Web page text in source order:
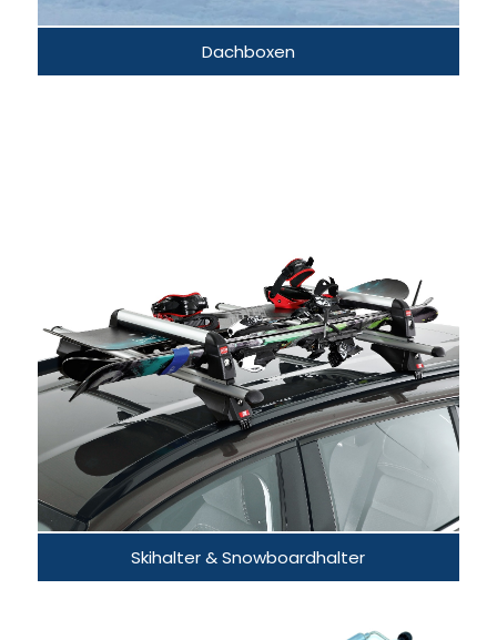
Dachboxen
Skihalter & Snowboardhalter